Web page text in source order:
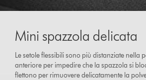
Mini spazzola delicata
Le setole flessibili sono più distanziate nella
anteriore per impedire che la spazzola si
flettono per rimuovere delicatamente la